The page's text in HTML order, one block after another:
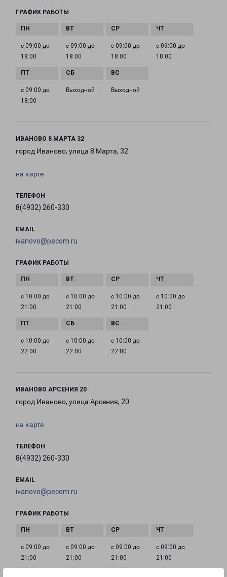
ГРАФИК РАБОТЫ
с 09:00 до
18:00
с 09:00 до
18:00
с 09:00 до
18:00
с 09:00 до
18:00
с 09:00 до
18:00
Выходной Выходной
ИВАНОВО 8 МАРТА 32
город Иваново, улица 8 Марта, 32
на карте
ТЕЛЕФОН
8(4932) 260-330
EMAIL
ivanovo@pecom.ru
ГРАФИК РАБОТЫ
с 10:00 до
21:00
с 10:00 до
21:00
с 10:00 до
21:00
с 10:00 до
21:00
с 10:00 до
22:00
с 10:00 до
22:00
с 10:00 до
22:00
ИВАНОВО АРСЕНИЯ 20
город Иваново, улица Арсения, 20
на карте
ТЕЛЕФОН
8(4932) 260-330
EMAIL
ivanovo@pecom.ru
ГРАФИК РАБОТЫ
с 09:00 до
21:00
с 09:00 до
21:00
с 09:00 до
21:00
с 09:00 до
21:00